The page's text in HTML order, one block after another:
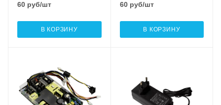
60 руб/шт
В КОРЗИНУ
60руб/шт
В КОРЗИНУ